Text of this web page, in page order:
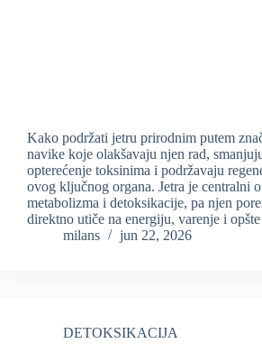
Kako podržati jetru prirodnim putem
navike koje olakšavaju njen rad,
opterećenje toksinima i podržavaju
ovog ključnog organa. Jetra je centralni
metabolizma i detoksikacije, pa njen
direktno utiče na energiju, varenje i
milans
jun 22, 2026
DETOKSIKACIJA